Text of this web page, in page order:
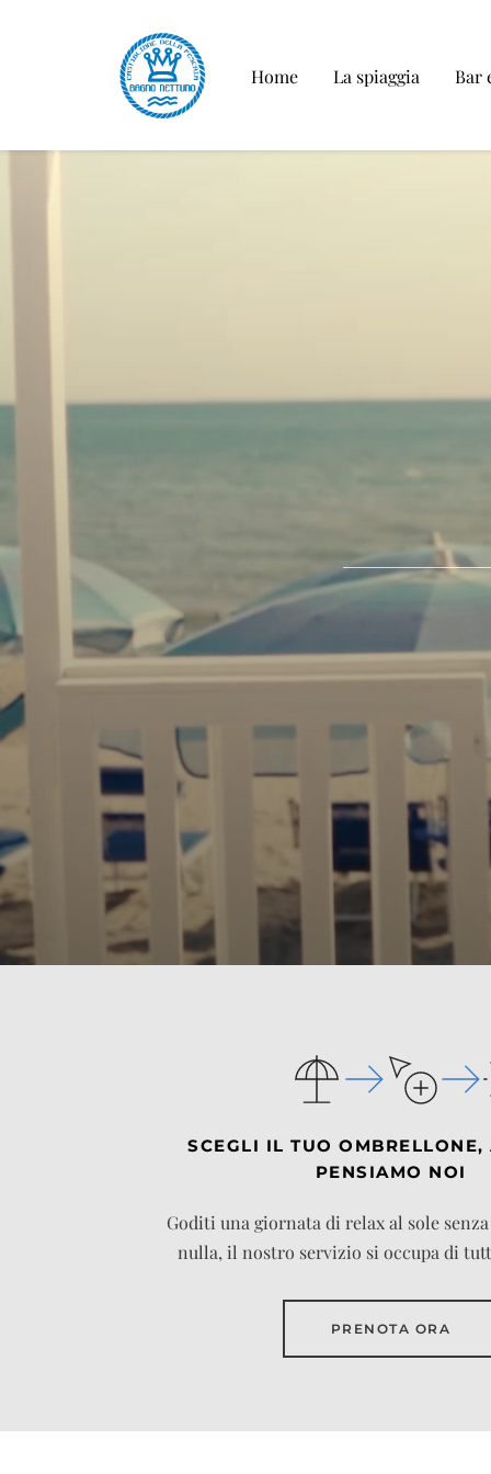
Home La spiaggia Bar
SCEGLI IL TUO OMBRELLONE,
PENSIAMO NOI
Goditi una giornata di relax al sole
nulla, il nostro servizio si occupa di
PRENOTA ORA